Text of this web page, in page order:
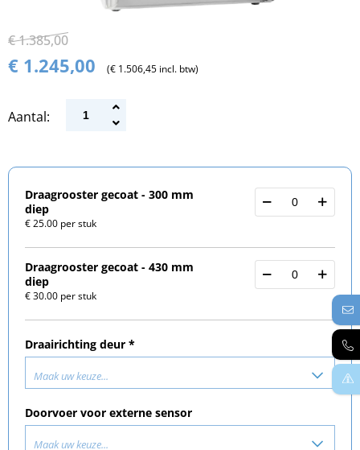
€ 1.385,00
€ 1.245,00 (€ 1.506,45 incl. btw)
Aantal:
Draagrooster gecoat - 300 mm
diep
€ 25.00 per stuk
Draagrooster gecoat - 430 mm
diep
€ 30.00 per stuk
Draairichting deur *
Maak uw keuze...
Doorvoer voor externe sensor
Maak uw keuze...